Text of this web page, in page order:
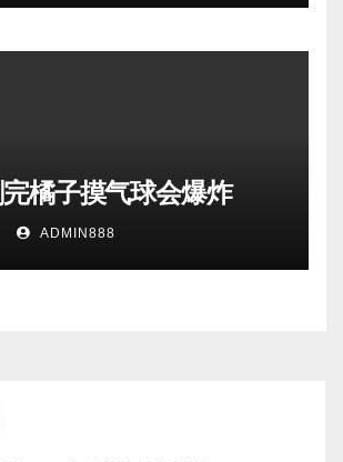
橘子摸气球会爆炸
ADMIN888